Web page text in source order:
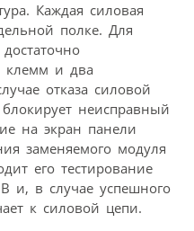
Каждая силовая
полке. Для
клемм и два
отказа силовой
неисправный
на экран панели
заменяемого модуля
его тестирование
и, в случае успешного
к силовой цепи.